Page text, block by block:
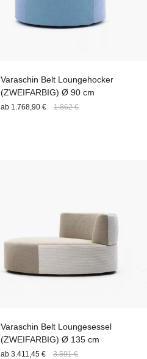
Varaschin Belt Loungehocker
(ZWEIFARBIG) Ø 90 cm
ab 1.768,90 € 1.862 €
Varaschin Belt Loungesessel
(ZWEIFARBIG) Ø 135 cm
ab 3.411,45 € 3.591 €